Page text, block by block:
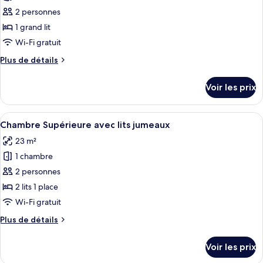
Standard
pour
ce
type
chambre :
Supérieure
2 personnes
1 grand lit
Wi-Fi gratuit
Plus de détails
Plus
le
type
de
Chambre
Double
Supérieure
Voir les prix
Afficher
toutes
les
photos
pour
ce
type
chambre :
Une chambre d’hôtel avec deux lits
8
Chambre Supérieure avec lits jumeaux
23 m²
1 chambre
2 personnes
2 lits 1 place
Wi-Fi gratuit
Plus de détails
Plus
Voir les prix